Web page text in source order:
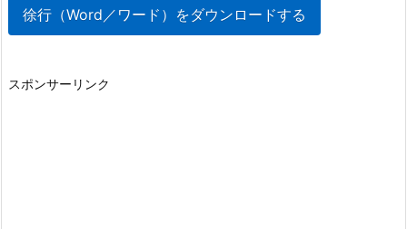
徐行（Word／ワード）をダウンロードする
スポンサーリンク